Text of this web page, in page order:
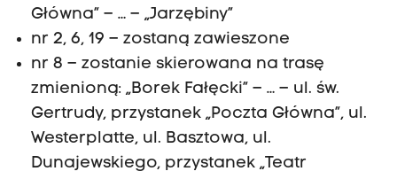
Główna” – … – „Jarzębiny”
nr 2, 6, 19 – zostaną zawieszone
nr 8 – zostanie skierowana na trasę
zmienioną: „Borek Fałęcki” – … – ul. św.
Gertrudy, przystanek „Poczta Główna”, ul.
Westerplatte, ul. Basztowa, ul.
Dunajewskiego, przystanek „Teatr